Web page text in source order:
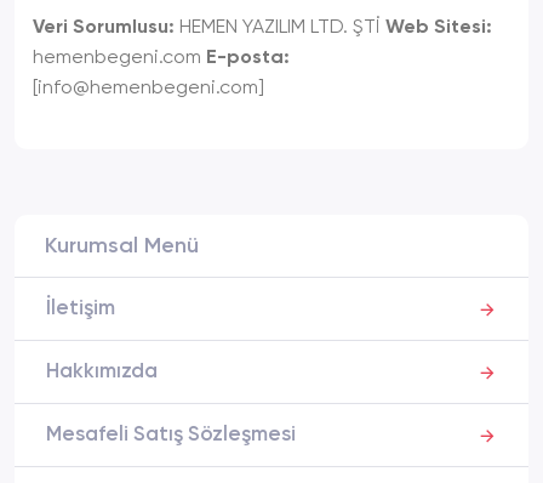
Veri Sorumlusu: HEMEN YAZILIM LTD. ŞTİ Web Sitesi:
hemenbegeni.com E-posta:
info@hemenbegeni.com
Kurumsal Menü
İletişim
Hakkımızda
Mesafeli Satış Sözleşmesi